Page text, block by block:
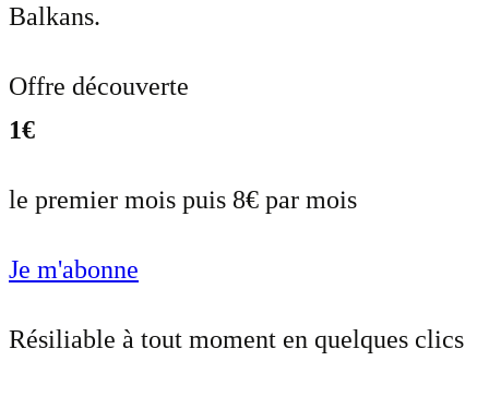
Balkans.
Offre découverte
1€
le premier mois puis 8€ par mois
Je m'abonne
Résiliable à tout moment en quelques clics